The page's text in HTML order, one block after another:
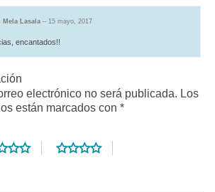
Mela Lasala – 15 mayo, 2017
encantados!!
electrónico no será publicada. Los
están marcados con *